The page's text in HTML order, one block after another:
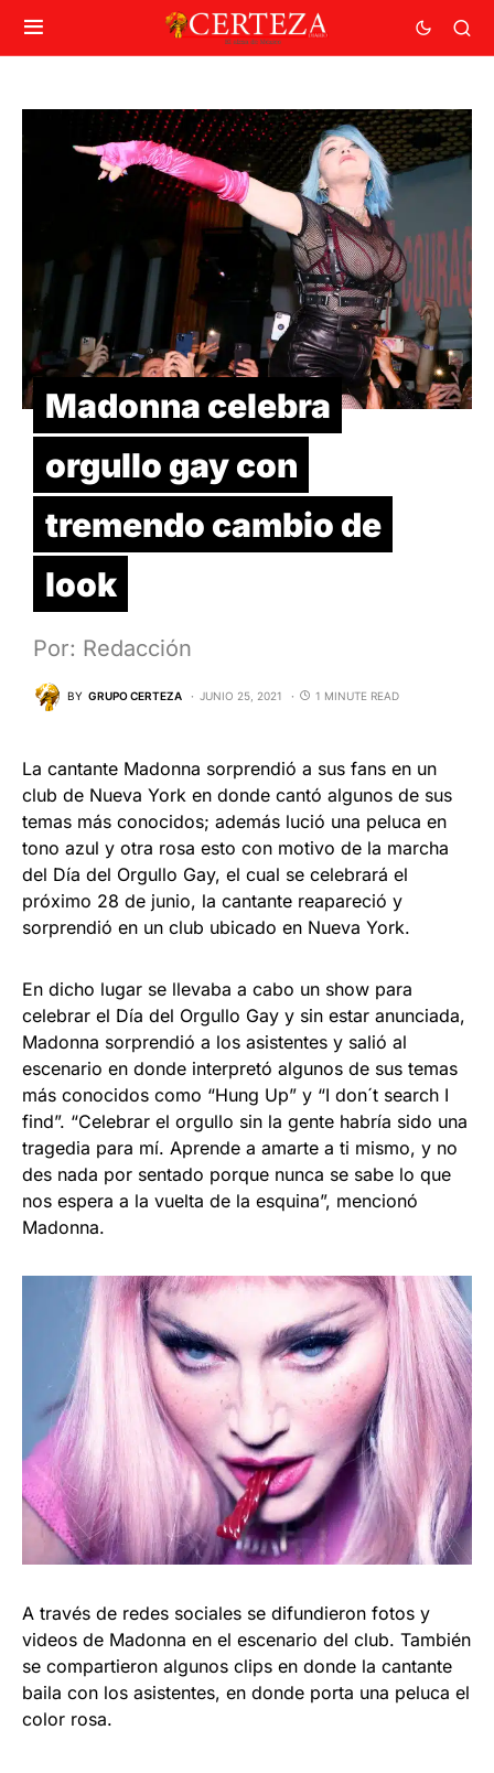
Madonna celebra
orgullo gay con
tremendo cambio de
look
Por: Redacción
BY GRUPO CERTEZA JUNIO 25, 2021 1 MINUTE READ
La cantante Madonna sorprendió a sus fans en un
club de Nueva York en donde cantó algunos de sus
temas más conocidos; además lució una peluca en
tono azul y otra rosa esto con motivo de la marcha
del Día del Orgullo Gay, el cual se celebrará el
próximo 28 de junio, la cantante reapareció y
sorprendió en un club ubicado en Nueva York.
En dicho lugar se llevaba a cabo un show para
celebrar el Día del Orgullo Gay y sin estar anunciada,
Madonna sorprendió a los asistentes y salió al
escenario en donde interpretó algunos de sus temas
más conocidos como “Hung Up” y “I don´t search I
find”. “Celebrar el orgullo sin la gente habría sido una
tragedia para mí. Aprende a amarte a ti mismo, y no
des nada por sentado porque nunca se sabe lo que
nos espera a la vuelta de la esquina”, mencionó
Madonna.
A través de redes sociales se difundieron fotos y
videos de Madonna en el escenario del club. También
se compartieron algunos clips en donde la cantante
baila con los asistentes, en donde porta una peluca el
color rosa.